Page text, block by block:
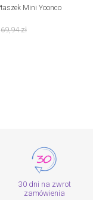
Mini Yoonco
69,94zł
30 dni na zwrot
zamówienia